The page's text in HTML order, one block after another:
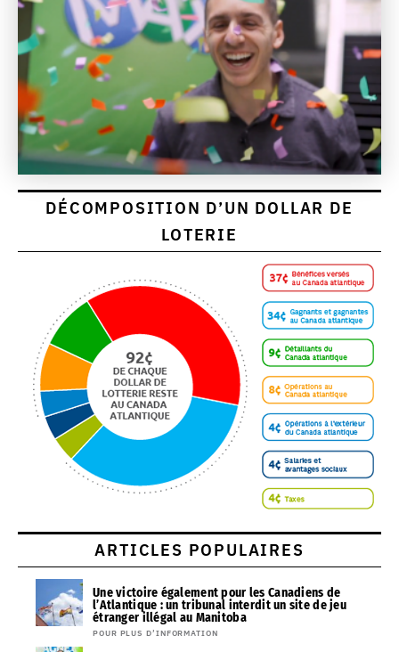
DÉCOMPOSITION D’UN DOLLAR DE
LOTERIE
ARTICLES POPULAIRES
Une victoire également pour les Canadiens de
l’Atlantique : un tribunal interdit un site de jeu
étranger illégal au Manitoba
POUR PLUS D’INFORMATION